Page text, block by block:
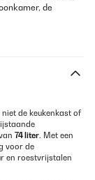
de
de keukenkast of
74 liter. Met een
voor de
en roestvrijstalen